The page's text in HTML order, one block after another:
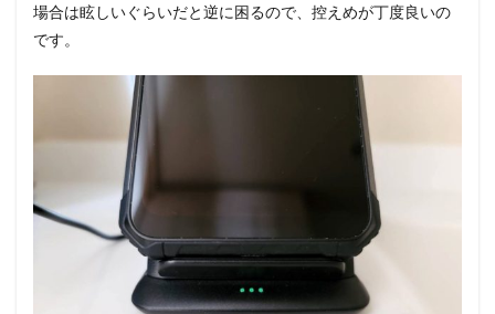
場合は眩しいぐらいだと逆に困るので、控えめが丁度良いの
です。